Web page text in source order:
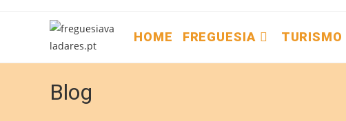
HOME FREGUESIA TURISMO
Blog